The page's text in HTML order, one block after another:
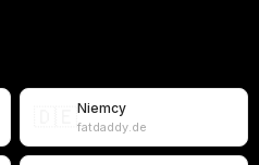
Niemcy
fatdaddy.de